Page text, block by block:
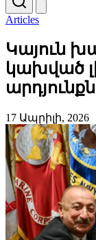
Articles
Կայուն
կախված
17 Ապրիլի, 2026